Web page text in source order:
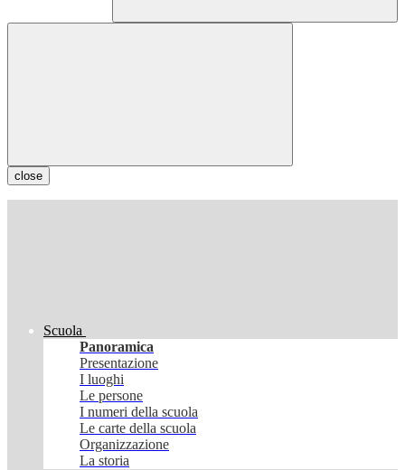
close
Scuola
Panoramica
Presentazione
I luoghi
Le persone
I numeri della scuola
Le carte della scuola
Organizzazione
La storia